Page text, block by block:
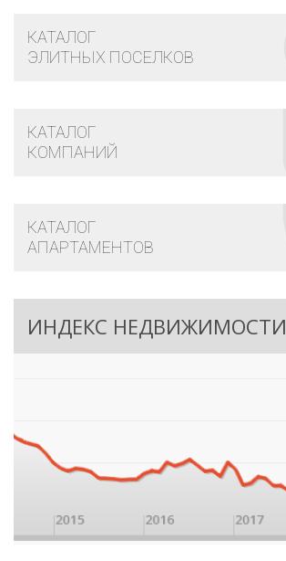
КАТАЛОГ
ЭЛИТНЫХ ПОСЕЛКОВ
КАТАЛОГ
КОМПАНИЙ
КАТАЛОГ
АПАРТАМЕНТОВ
ИНДЕКС НЕДВИЖИМОСТИ